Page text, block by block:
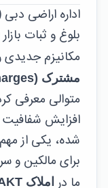
بلوغ و ثبات
مکانیزم جدیدی
مشترک (Service Charges)
متوالی معرفی
افزایش شفافیت
برای مالکین و
ما در املاک AKT